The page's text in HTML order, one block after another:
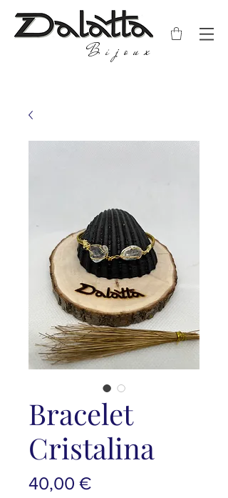
Bijoux
Bracelet
Cristalina
40,00 €Prix